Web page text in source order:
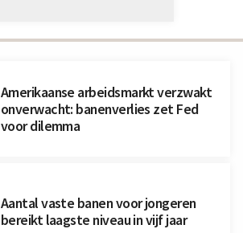
Amerikaanse arbeidsmarkt verzwakt
onverwacht: banenverlies zet Fed
voor dilemma
Aantal vaste banen voor jongeren
bereikt laagste niveau in vijf jaar